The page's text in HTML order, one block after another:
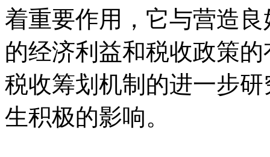
着重要作用，它与营造
的经济利益和税收政策
税收筹划机制的进一步
生积极的影响。